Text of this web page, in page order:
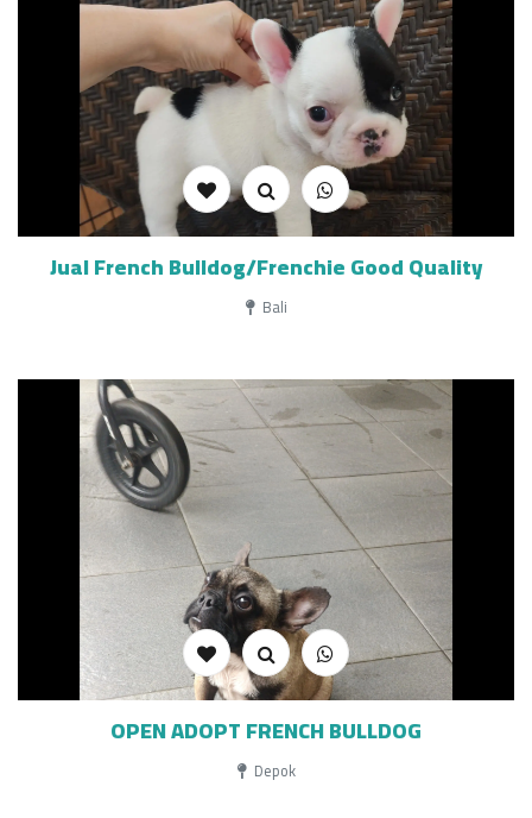
Jual French Bulldog/Frenchie Good Quality
Bali
OPEN ADOPT FRENCH BULLDOG
Depok